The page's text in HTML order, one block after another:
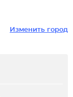
Изменить город